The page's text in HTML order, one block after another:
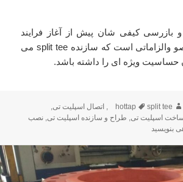
و بازرسی کیفی شان پیش از آغاز فرایند
ساخت، از جمله اصو والزاماتی است که سازنده split tee می
حساسیت ویژه ای را داشته باشد.
نویسنده hottap
برچسب‌هاsplit tee
, اتصال اسپلیت تی,
اسپلیت تی, طراح و سازنده اسپلیت تی,نصب
اسپلیت تیبنویسید